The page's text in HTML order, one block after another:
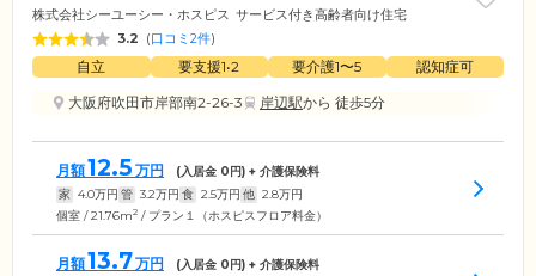
株式会社シーユーシー・ホスピス サービス付き高齢者向け住宅
3.2 (口コミ2件)
自立 要支援1•2 要介護1〜5
認知症可
大阪府吹田市岸部南2-26-3
岸辺駅から 徒歩5分
月額12.5 万円 (入居金 0円) + 介護保険料
家 4.0万円 管 3.2万円 食 2.5万円 他 2.8万円
個室 / 21.76m2 / プラン１（ホスピスフロア料金）
月額13.7万円 (入居金 0円) + 介護保険料